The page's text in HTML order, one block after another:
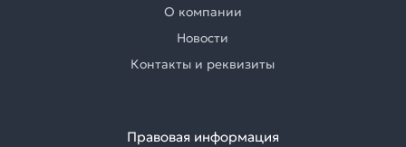
О компании
Новости
Контакты и реквизиты
Правовая информация